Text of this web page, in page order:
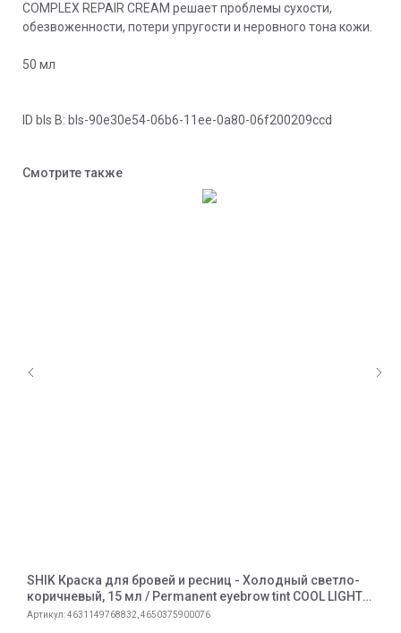
COMPLEX REPAIR CREAM решает проблемы сухости,
обезвоженности, потери упругости и неровного тона кожи.
50 мл
ID bls В: bls-90e30e54-06b6-11ee-0a80-06f200209ccd
Смотрите также
SHIK Краска для бровей и ресниц - Холодный светло-
коричневый, 15 мл / Permanent eyebrow tint COOL LIGHT
BROWN
Артикул:4631149768832, 4650375900076